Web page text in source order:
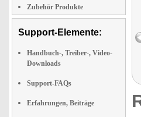
Zubehör Produkte
Support-Elemente:
Handbuch-, Treiber-, Video-
Downloads
Support-FAQs
Erfahrungen, Beiträge